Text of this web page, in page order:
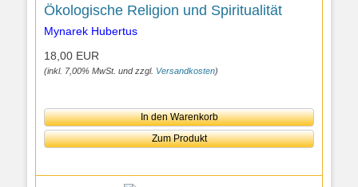
Ökologische Religion und Spiritualität
Mynarek Hubertus
18,00 EUR
(inkl. 7,00% MwSt. und zzgl. Versandkosten)
In den Warenkorb
Zum Produkt